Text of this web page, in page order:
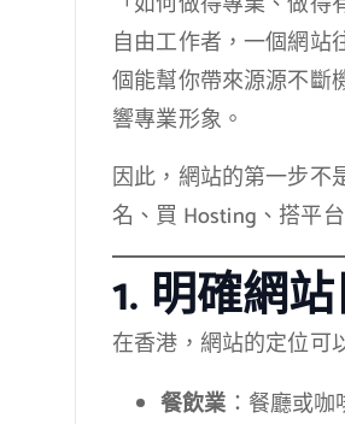
自由工作者，一個網
個能幫你帶來源源不斷
響專業形象。
因此，網站的第一步不
名、買 Hosting、搭平
1. 明確網
在香港，網站的定位可
餐飲業 ：餐廳或